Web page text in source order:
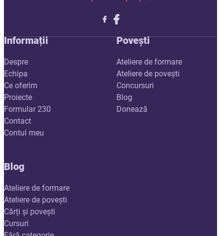
Follow me on X
Follow me on LinkedIn
Follow me on X
Informații
Despre
Echipa
Ce oferim
Proiecte
Formular 230
Contact
Contul meu
Povești
Ateliere de formare
Ateliere de povești
Concursuri
Blog
Donează
Blog
Ateliere de formare
Ateliere de povești
Cărți și povești
Cursuri